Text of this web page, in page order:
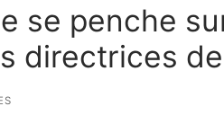
se penche
directrices